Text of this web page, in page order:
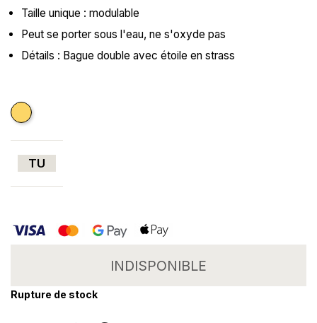
Taille unique : modulable
Peut se porter sous l'eau, ne s'oxyde pas
Détails : Bague double avec étoile en strass
Doré
TU
INDISPONIBLE
Rupture de stock